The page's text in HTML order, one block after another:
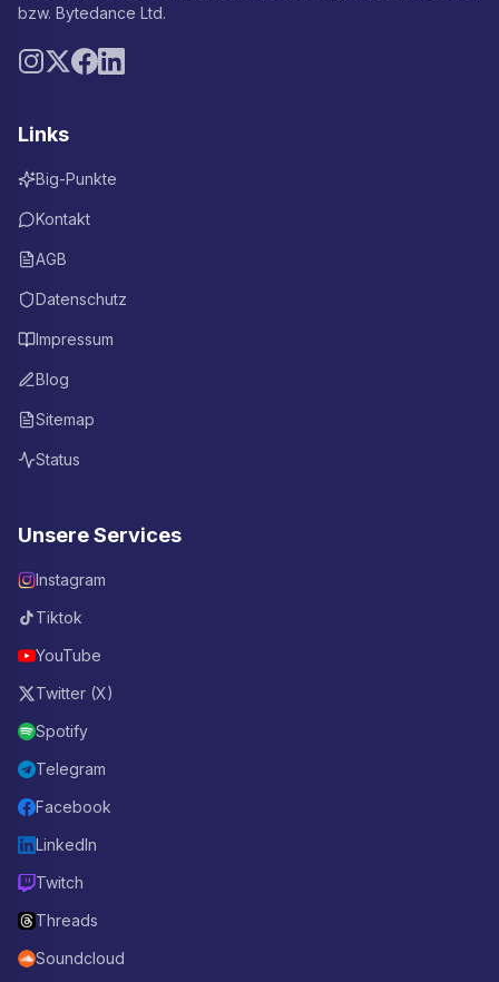
bzw. Bytedance Ltd.
Links
Big-Punkte
Kontakt
AGB
Datenschutz
Impressum
Blog
Sitemap
Status
Unsere Services
Instagram
Tiktok
YouTube
Twitter (X)
Spotify
Telegram
Facebook
LinkedIn
Twitch
Threads
Soundcloud